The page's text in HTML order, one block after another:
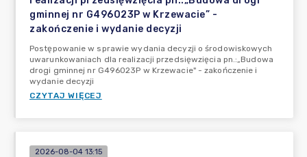
gminnej nr G496023P w Krzewacie” -
zakończenie i wydanie decyzji
Postępowanie w sprawie wydania decyzji o środowiskowych
uwarunkowaniach dla realizacji przedsięwzięcia pn.:„Budowa
drogi gminnej nr G496023P w Krzewacie" - zakończenie i
wydanie decyzji
CZYTAJ WIĘCEJ
2026-08-04 13:15